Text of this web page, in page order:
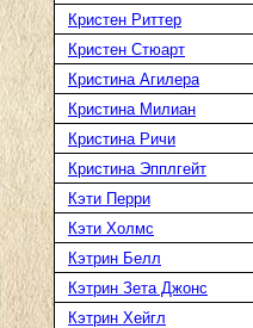
Кристен Риттер
Кристен Стюарт
Кристина Агилера
Кристина Милиан
Кристина Ричи
Кристина Эпплгейт
Кэти Перри
Кэти Холмс
Кэтрин Белл
Кэтрин Зета Джонс
Кэтрин Хейгл